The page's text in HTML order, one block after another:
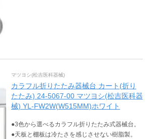
マツヨシ(松吉医科器械)
カラフル折りたたみ器械台 カート(折り
たたみ) 24-5067-00 マツヨシ(松吉医科器
械) YL-FW2W(W515MM)ホワイト
●3色から選べるカラフル折りたたみ式器械台。
●天板と棚板は冷たさを感じさせない樹脂製。